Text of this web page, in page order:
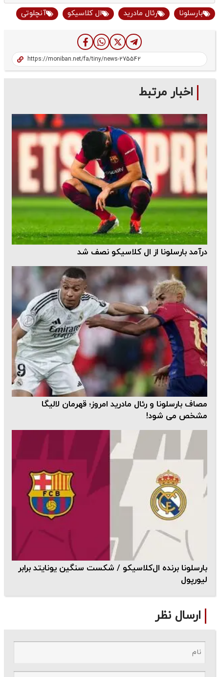
بارسلونا رئال مادرید ال کلاسیکو آنچلوتی
اخبار مرتبط
درآمد بارسلونا از ال‌ کلاسیکو نصف شد
مصاف بارسلونا و رئال مادرید امروز؛ قهرمان لالیگا
مشخص می شود!
بارسلونا برنده ال‌کلاسیکو / شکست سنگین یونایتد برابر
لیورپول
ارسال نظر